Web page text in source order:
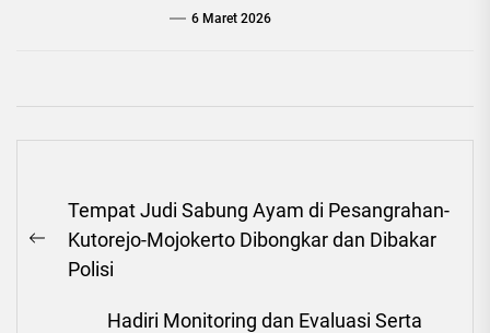
6 Maret 2026
pos
Previous
post:
Tempat Judi Sabung Ayam di Pesangrahan-
Kutorejo-Mojokerto Dibongkar dan Dibakar
Polisi
Hadiri Monitoring dan Evaluasi Serta